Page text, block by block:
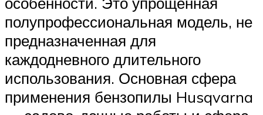
полупрофессиональная модель, не
предназначенная для
каждодневного длительного
использования. Основная сфера
применения бензопилы Husqvarna